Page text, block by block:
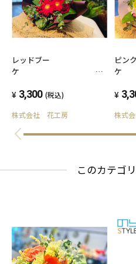
レッドブー
3,300 (税込)
株式会社 花工房
ピン
株式
このカテゴ